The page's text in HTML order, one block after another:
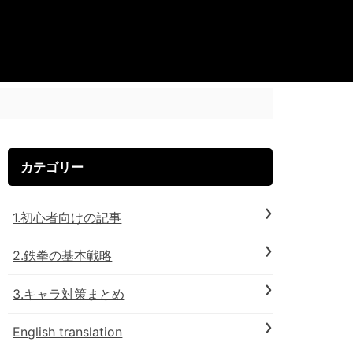
カテゴリー
1.初心者向けの記事
2.鉄拳の基本戦略
3.キャラ対策まとめ
English translation